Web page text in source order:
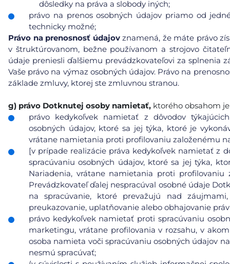
dôsledky na práva a slobody iných;
právo na prenos osobných údajov priamo od
technicky možné;
Právo na prenosnosť údajovznamená, že máte právo
v štruktúrovanom, bežne používanom a strojovo
údaje preniesli ďalšiemu prevádzkovateľovi za
Vaše právo na výmaz osobných údajov. Právo na
základe zmluvy, ktorej ste zmluvnou stranou.
g) právo Dotknutej osoby namietať, ktorého obsahom
právo kedykoľvek namietať z dôvodov
osobných údajov, ktoré sa jej týka, ktoré je
vrátane namietania proti profilovaniu založenému
[v prípade realizácie práva kedykoľvek namietať z
spracúvaniu osobných údajov, ktoré sa jej týka,
Nariadenia, vrátane namietania proti
Prevádzkovateľ ďalej nespracúval osobné údaje
na spracúvanie, ktoré prevažujú nad
preukazovanie, uplatňovanie alebo obhajovanie
právo kedykoľvek namietať proti spracúvaniu
marketingu, vrátane profilovania v rozsahu, v
osoba namieta voči spracúvaniu osobných údajov
nesmú spracúvať;